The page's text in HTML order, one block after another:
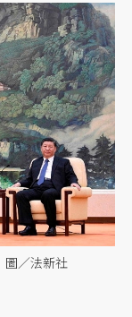
圖／法新社